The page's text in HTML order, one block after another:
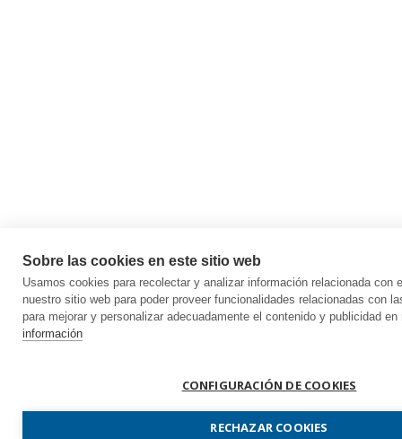
Sobre las cookies en este sitio web
Usamos cookies para recolectar y analizar información relacionada con
nuestro sitio web para poder proveer funcionalidades relacionadas con
para mejorar y personalizar adecuadamente el contenido y publicidad
información
CONFIGURACIÓN DE COOKIES
RECHAZAR COOKIES